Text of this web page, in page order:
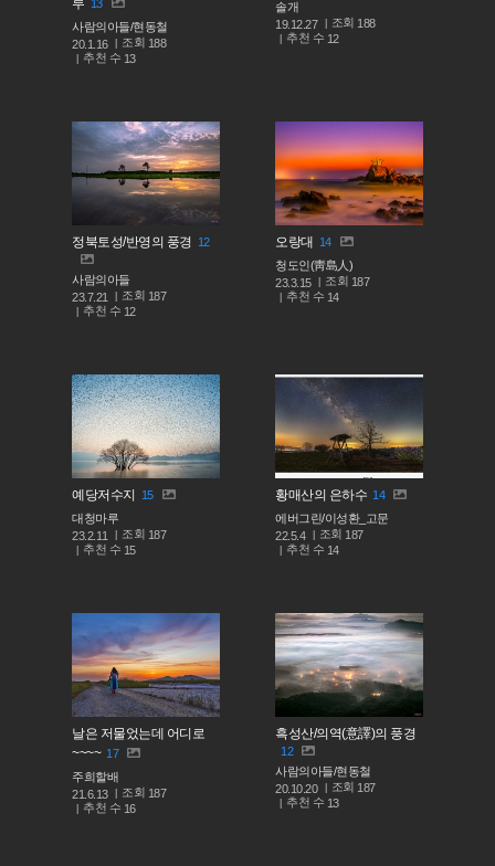
13
사람의아들/현동철
20.1.16
조회 188
추천 수 13
솔개
19.12.27
조회 188
추천 수 12
정북토성/반영의 풍경 12
사람의아들
23.7.21
조회 187
추천 수 12
오랑대 14
청도인(靑島人)
23.3.15
조회 187
추천 수 14
예당저수지 15
대청마루
23.2.11
조회 187
추천 수 15
황매산의 은하수 14
에버그린/이성환_고문
22.5.4
조회 187
추천 수 14
날은 저물었는데 어디로
~~~~ 17
주희할배
21.6.13
조회 187
추천 수 16
흑성산/의역(意譯)의 풍경
12
사람의아들/현동철
20.10.20
조회 187
추천 수 13